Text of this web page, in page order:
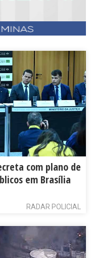
com plano de
em Brasília
RADAR POLICIAL